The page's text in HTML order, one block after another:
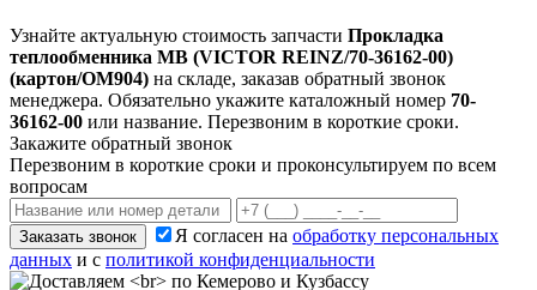
Узнайте актуальную стоимость запчасти Прокладка
теплообменника МВ (VICTOR REINZ/70-36162-00)
(картон/ОМ904) на складе, заказав обратный звонок
менеджера. Обязательно укажите каталожный номер 70-
36162-00 или название. Перезвоним в короткие сроки.
Закажите обратный звонок
Перезвоним в короткие сроки и проконсультируем по всем
вопросам
Заказать звонок Я согласен на обработку персональных
данных и с политикой конфиденциальности